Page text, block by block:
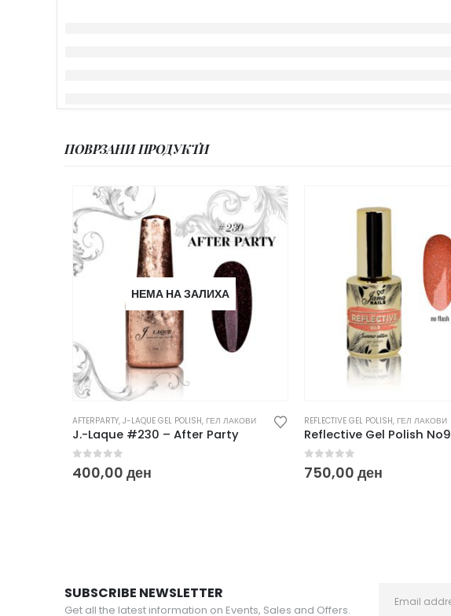
ПОВРЗАНИ ПРОДУКТИ
НЕМА НА ЗАЛИХА
AFTERPARTY, J-LAQUE GEL POLISH, ГЕЛ ЛАКОВИ
J.-Laque #230 – After Party
out of 5
400,00 ден
REFLECTIVE GEL POLISH, ГЕЛ ЛАКОВИ
Reflective Gel Polish No9
0out of 5
750,00 ден
SUBSCRIBE NEWSLETTER
Get all the latest information on Events, Sales and Offers.